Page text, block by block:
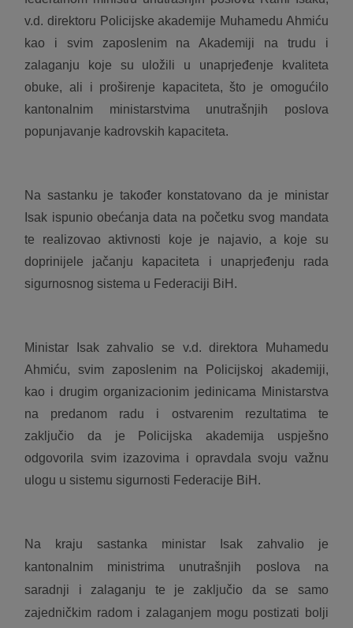
v.d. direktoru Policijske akademije Muhamedu Ahmiću
kao i svim zaposlenim na Akademiji na trudu i
zalaganju koje su uložili u unaprjeđenje kvaliteta
obuke, ali i proširenje kapaciteta, što je omogućilo
kantonalnim ministarstvima unutrašnjih poslova
popunjavanje kadrovskih kapaciteta.
Na sastanku je također konstatovano da je ministar
Isak ispunio obećanja data na početku svog mandata
te realizovao aktivnosti koje je najavio, a koje su
doprinijele jačanju kapaciteta i unaprjeđenju rada
sigurnosnog sistema u Federaciji BiH.
Ministar Isak zahvalio se v.d. direktora Muhamedu
Ahmiću, svim zaposlenim na Policijskoj akademiji,
kao i drugim organizacionim jedinicama Ministarstva
na predanom radu i ostvarenim rezultatima te
zaključio da je Policijska akademija uspješno
odgovorila svim izazovima i opravdala svoju važnu
ulogu u sistemu sigurnosti Federacije BiH.
Na kraju sastanka ministar Isak zahvalio je
kantonalnim ministrima unutrašnjih poslova na
saradnji i zalaganju te je zaključio da se samo
zajedničkim radom i zalaganjem mogu postizati bolji